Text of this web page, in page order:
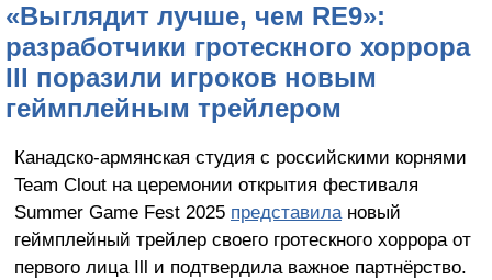
«Выглядит лучше, чем RE9»:
разработчики гротескного хоррора
Ill поразили игроков новым
геймплейным трейлером
Канадско-армянская студия с российскими корнями
Team Clout на церемонии открытия фестиваля
Summer Game Fest 2025 представилановый
геймплейный трейлер своего гротескного хоррора от
первого лица Ill и подтвердила важное партнёрство.